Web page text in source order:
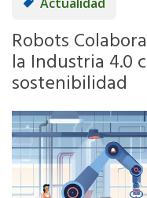
Robots
la Industria 4.0
sostenibilidad